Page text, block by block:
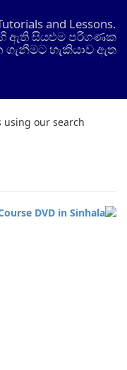
and Lessons.
ඇති සියළුම පරිගණක
ගැනීමට හැකියාව ඇත
using our search